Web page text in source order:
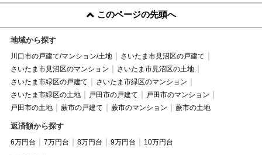
このページの先頭へ
地域から探す
川口市の戸建て/マンション/土地
さいたま市見沼区の戸建て
さいたま市見沼区のマンション
さいたま市見沼区の土地
さいたま市緑区の戸建て
さいたま市緑区のマンション
さいたま市緑区の土地
戸田市の戸建て
戸田市のマンション
戸田市の土地
蕨市の戸建て 蕨市のマンション 蕨市の土地
返済額から探す
6万円台 7万円台 8万円台 9万円台 10万円台